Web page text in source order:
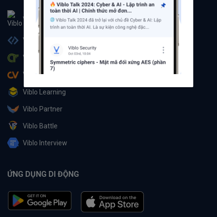
Viblo
Viblo Code
Viblo CTF
Viblo CV
Viblo Learning
Viblo Partner
Viblo Battle
Viblo Interview
ỨNG DỤNG DI ĐỘNG